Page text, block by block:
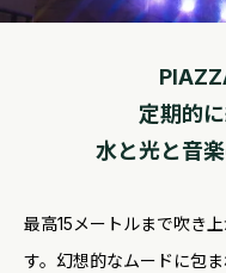
定期的
水と光と音
最高15メートルまで吹き
す。幻想的なムードに包